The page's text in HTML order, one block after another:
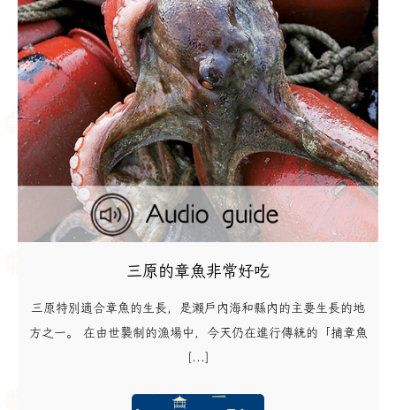
三原的章魚非常好吃
三原特別適合章魚的生長，是瀨戶內海和縣內的主要生長的地
方之一。 在由世襲制的漁場中，今天仍在進行傳統的「捕章魚
[...]